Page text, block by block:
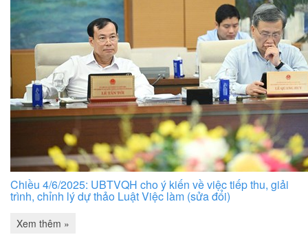
Chiều 4/6/2025: UBTVQH cho ý kiến về việc tiếp thu, giải
trình, chỉnh lý dự thảo Luật Việc làm (sửa đổi)
Xem thêm »